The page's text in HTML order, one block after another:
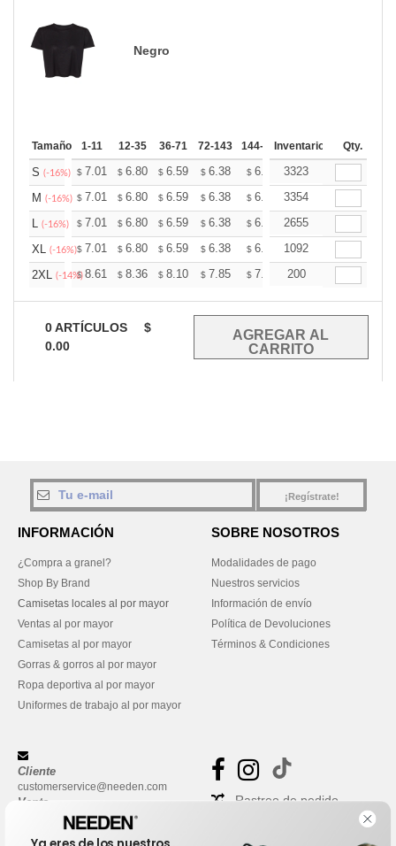
Negro
Tamaño 1-11 12-35 36-71 72-143 144-287 288 + Mas
Inventario Qty.
S (-16%) $ 7.01 $ 6.80 $ 6.59 $ 6.38 $ 6.18 $6.07
3323
M (-16%) $ 7.01 $ 6.80 $ 6.59 $ 6.38 $ 6.18 $6.07
3354
L (-16%) $ 7.01 $ 6.80 $ 6.59 $ 6.38 $ 6.18 $6.07
2655
XL (-16%)$ 7.01 $ 6.80 $ 6.59 $ 6.38 $ 6.18 $6.07
1092
2XL (-14%)
$8.61 $ 8.36 $ 8.10 $ 7.85 $ 7.59 $7.46
200
0ARTÍCULOS
$
0.00
¡Regístrate!
INFORMACIÓN
¿Compra a granel?
Shop By Brand
Camisetas locales al por mayor
Ventas al por mayor
Camisetas al por mayor
Gorras & gorros al por mayor
Ropa deportiva al por mayor
Uniformes de trabajo al por mayor
SOBRE NOSOTROS
Modalidades de pago
Nuestros servicios
Información de envío
Política de Devoluciones
Términos & Condiciones
Cliente
customerservice@needen.com
Venta
sales@needen.com
Rastreo de pedido